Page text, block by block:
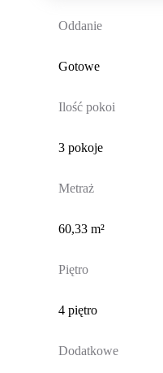
Oddanie
Gotowe
Ilość pokoi
3 pokoje
Metraż
60,33 m²
Piętro
4 piętro
Dodatkowe